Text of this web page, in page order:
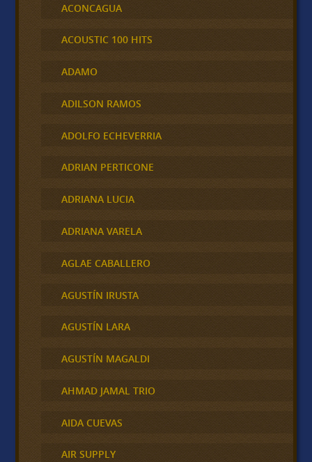
ACONCAGUA
ACOUSTIC 100 HITS
ADAMO
ADILSON RAMOS
ADOLFO ECHEVERRIA
ADRIAN PERTICONE
ADRIANA LUCIA
ADRIANA VARELA
AGLAE CABALLERO
AGUSTÍN IRUSTA
AGUSTÍN LARA
AGUSTÍN MAGALDI
AHMAD JAMAL TRIO
AIDA CUEVAS
AIR SUPPLY